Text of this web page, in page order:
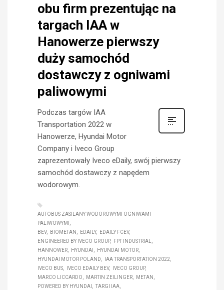
obu firm prezentując na
targach IAA w
Hanowerze pierwszy
duży samochód
dostawczy z ogniwami
paliwowymi
Podczas targów IAA
Transportation 2022 w
Hanowerze, Hyundai Motor
Company i Iveco Group
zaprezentowały Iveco eDaily, swój pierwszy
samochód dostawczy z napędem
wodorowym.
AUTOBUS ZASILANY WODOROWYMI OGNIWAMI
PALIWOWYMI
BEV
BIOMETAN EDAILY
EDAILY FCEV
ENGINEERED BY IVECO GROUP
FPT INDUSTRIAL
HANNOWER
HYUNDAI
HYUNDAI MOTOR
HYUNDAI MOTOR POLAND
IAA TRANSPORTATION 2022
IVECO BUS
IVECO EDAILY BEV
IVECO GROUP
MARCO LICCARDO
MARTIN ZEILINGER
METAN
POWERED BY HYUNDAI
TARGI IAA